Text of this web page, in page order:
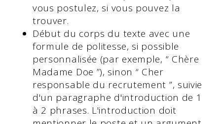
vous postulez, si vous pouvez la
trouver.
Début du corps du texte avec une
formule de politesse, si possible
personnalisée (par exemple, “ Chère
Madame Doe ”), sinon “ Cher
responsable du recrutement ”, suivie
d'un paragraphe d'introduction de 1
à 2 phrases. L'introduction doit